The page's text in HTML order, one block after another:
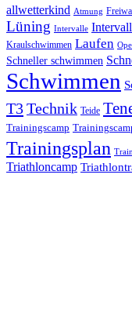
allwetterkind Atmung
Lüning Intervalle
Kraulschwimmen Laufen
Schneller schwimmen
Schwimmen
T3Technik Teide
Trainingscamp
Trainingsplan
Triathloncamp